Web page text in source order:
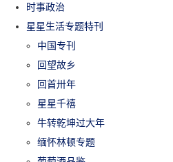
时事政治
星星生活专题特刊
中国专刊
回望故乡
回首卅年
星星千禧
牛转乾坤过大年
缅怀林顿专题